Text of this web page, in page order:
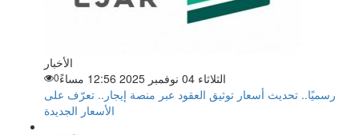
الأخبار
الثلاثاء 04 نوفمبر 2025 12:56 مساءً
0
رسميًا.. تحديث أسعار توثيق العقود عبر منصة إيجار.. تعرّف على
الأسعار الجديدة